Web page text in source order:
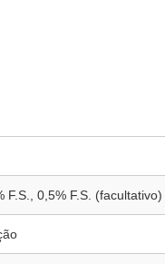
F.S., 0,5% F.S. (facultativo)